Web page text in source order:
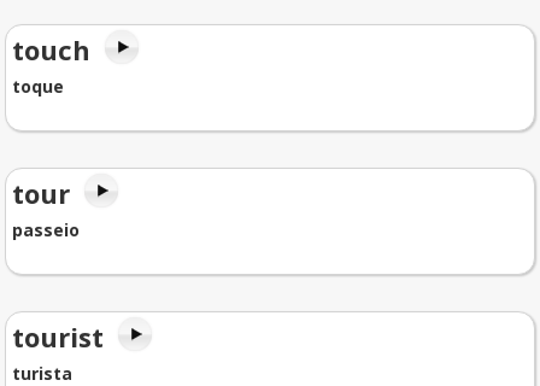
touch
toque
tour
passeio
tourist
turista